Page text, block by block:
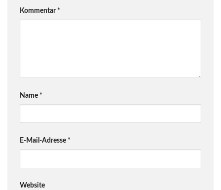
Kommentar *
Name *
E-Mail-Adresse *
Website